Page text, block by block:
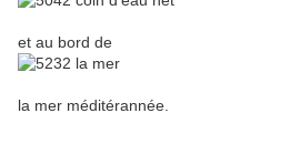
et au bord de
la mer méditérannée.